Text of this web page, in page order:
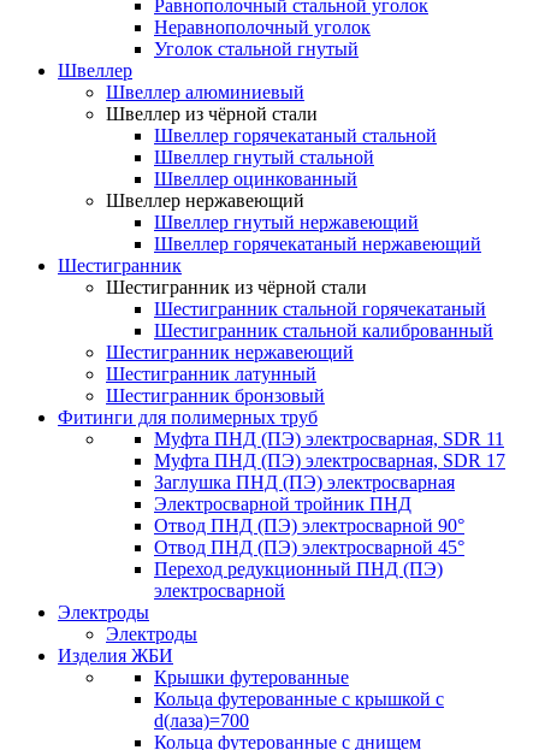
Равнополочный стальной уголок
Неравнополочный уголок
Уголок стальной гнутый
Швеллер
Швеллер алюминиевый
Швеллер из чёрной стали
Швеллер горячекатаный стальной
Швеллер гнутый стальной
Швеллер оцинкованный
Швеллер нержавеющий
Швеллер гнутый нержавеющий
Швеллер горячекатаный нержавеющий
Шестигранник
Шестигранник из чёрной стали
Шестигранник стальной горячекатаный
Шестигранник стальной калиброванный
Шестигранник нержавеющий
Шестигранник латунный
Шестигранник бронзовый
Фитинги для полимерных труб
Муфта ПНД (ПЭ) электросварная, SDR 11
Муфта ПНД (ПЭ) электросварная, SDR 17
Заглушка ПНД (ПЭ) электросварная
Электросварной тройник ПНД
Отвод ПНД (ПЭ) электросварной 90°
Отвод ПНД (ПЭ) электросварной 45°
Переход редукционный ПНД (ПЭ)
электросварной
Электроды
Электроды
Изделия ЖБИ
Крышки футерованные
Кольца футерованные с крышкой с
d(лаза)=700
Кольца футерованные с днищем